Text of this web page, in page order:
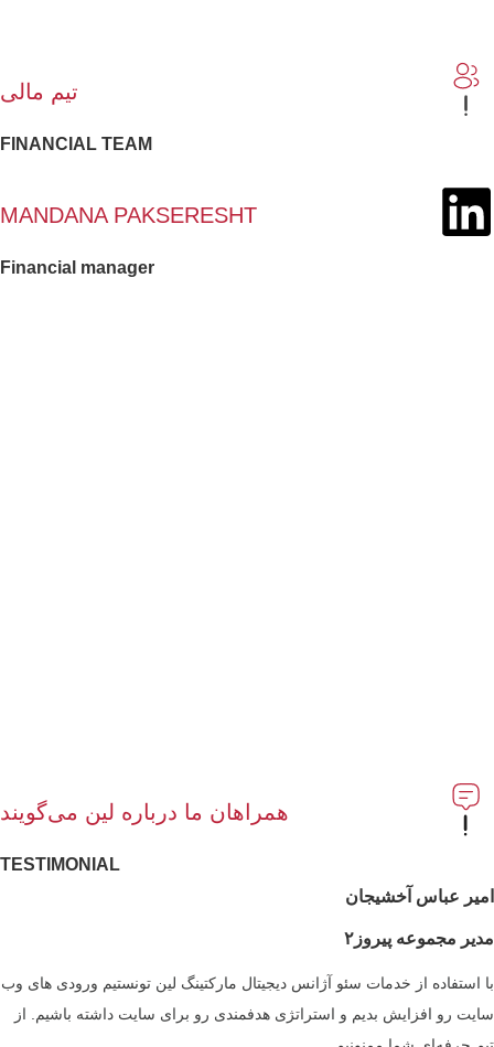
تیم مالی
FINANCIAL TEAM
MANDANA PAKSERESHT
Financial manager
همراهان ما درباره لین می‌گویند
TESTIMONIAL
امیر عباس آخشیجان
مدیر مجموعه پیروز۲
با استفاده از خدمات سئو آژانس دیجیتال مارکتینگ لین تونستیم ورودی های وب
سایت رو افزایش بدیم و استراتژی هدفمندی رو برای سایت داشته باشیم. از